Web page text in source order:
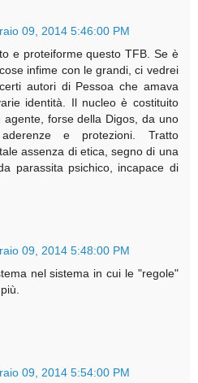
09, 2014 5:46:00 PM
e proteiforme questo TFB. Se è
infime con le grandi, ci vedrei
autori di Pessoa che amava
identità. Il nucleo è costituito
agente, forse della Digos, da uno
e protezioni. Tratto
assenza di etica, segno di una
parassita psichico, incapace di
09, 2014 5:48:00 PM
nel sistema in cui le "regole"
09, 2014 5:54:00 PM